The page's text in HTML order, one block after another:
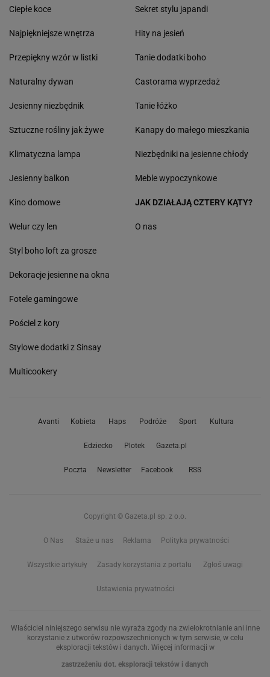
Ciepłe koce
Najpiękniejsze wnętrza
Przepiękny wzór w listki
Naturalny dywan
Jesienny niezbędnik
Sztuczne rośliny jak żywe
Klimatyczna lampa
Jesienny balkon
Sekret stylu japandi
Hity na jesień
Tanie dodatki boho
Castorama wyprzedaż
Tanie łóżko
Kanapy do małego mieszkania
Niezbędniki na jesienne chłody
Meble wypoczynkowe
Kino domowe
Welur czy len
Styl boho loft za grosze
Dekoracje jesienne na okna
Fotele gamingowe
Pościel z kory
Stylowe dodatki z Sinsay
Multicookery
JAK DZIAŁAJĄ CZTERY KĄTY?
O nas
Avanti Kobieta Haps Podróże Sport Kultura
Edziecko Plotek Gazeta.pl
Poczta Newsletter Facebook RSS
Copyright © Gazeta.pl sp. z o.o.
O Nas Staże u nas Reklama Polityka prywatności
Wszystkie artykuły Zasady korzystania z portalu Zgłoś uwagi
Ustawienia prywatności
Właściciel niniejszego serwisu nie wyraża zgody na zwielokrotnianie ani inne
korzystanie z utworów rozpowszechnionych w tym serwisie, w celu
eksploracji tekstów i danych. Więcej informacji w
zastrzeżeniu dot. eksploracji tekstów i danych